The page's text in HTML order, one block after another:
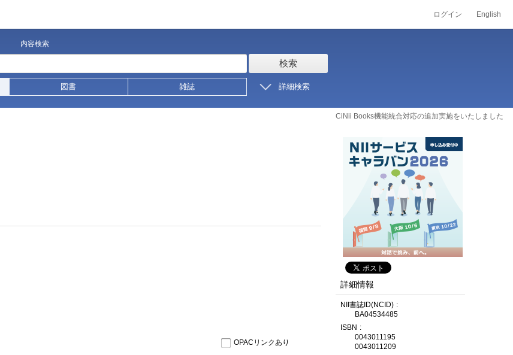
ログイン English
内容検索
検索
図書 雑誌 詳細検索
CiNii Books機能統合対応の追加実施をいたしました
OPACリンクあり
詳細情報
NII書誌ID(NCID)
BA04534485
ISBN
0043011195
0043011209